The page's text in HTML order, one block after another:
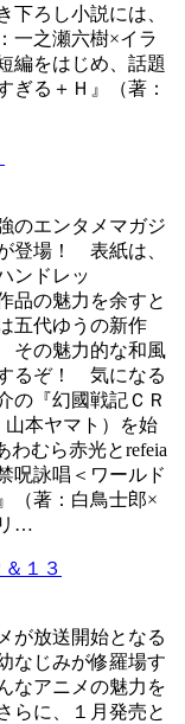
ろし小説には、
一之瀬六樹×イラ
編をはじめ、話題
ぎる＋Ｈ』（著：
のエンタメマガジ
登場！ 表紙は、
ンドレッ
品の魅力を余すと
五代ゆうの新作
その魅力的な和風
るぞ！ 気になる
の『幻國戦記ＣＲ
山本ヤマト）を始
わむら赤光とrefeia
呪詠唱＜ワールド
（著：白鳥士郎×
…
が放送開始となる
なじみが修羅場す
なアニメの魅力を
らに、１月発売と